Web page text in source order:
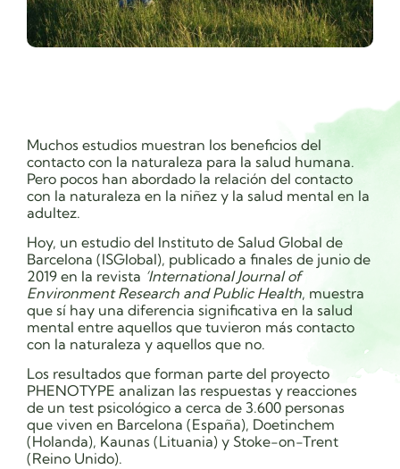
Muchos estudios muestran los beneficios del
contacto con la naturaleza para la salud humana.
Pero pocos han abordado la relación del contacto
con la naturaleza en la niñez y la salud mental en la
adultez.
Hoy, un estudio del Instituto de Salud Global de
Barcelona (ISGlobal), publicado a finales de junio de
2019 en la revista ‘International Journal of
Environment Research and Public Health, muestra
que sí hay una diferencia significativa en la salud
mental entre aquellos que tuvieron más contacto
con la naturaleza y aquellos que no.
Los resultados que forman parte del proyecto
PHENOTYPE analizan las respuestas y reacciones
de un test psicológico a cerca de 3.600 personas
que viven en Barcelona (España), Doetinchem
(Holanda), Kaunas (Lituania) y Stoke-on-Trent
(Reino Unido).